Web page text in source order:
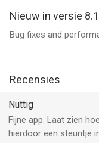
• Extra streak-freezes
• Volledig
StepsApp
gezondheids- en
Nieuw in versie
Bug fixes and
Recensies
Nuttig
Fijne app. Laat zien
hierdoor een steuntje